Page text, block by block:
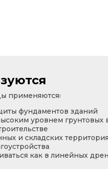
применяются꞉
фундаментов зданий
уровнем грунтовых
и складских
как в линейных